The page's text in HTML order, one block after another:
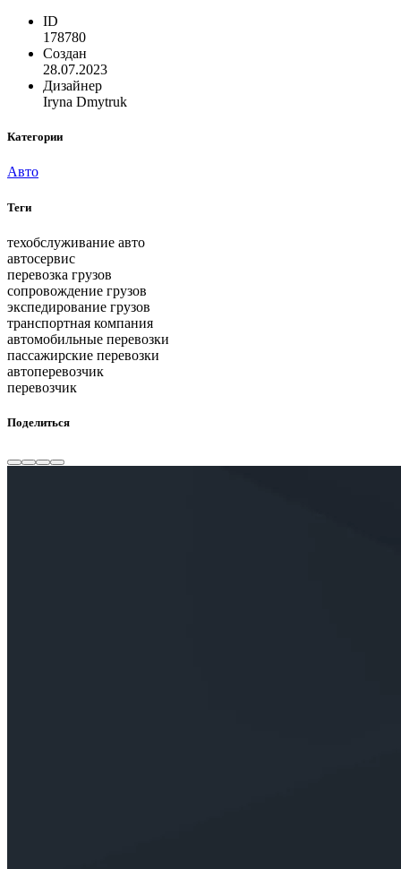
ID
178780
Создан
28.07.2023
Дизайнер
Iryna Dmytruk
Категории
Авто
Теги
техобслуживание авто
автосервис
перевозка грузов
сопровождение грузов
экспедирование грузов
транспортная компания
автомобильные перевозки
пассажирские перевозки
автоперевозчик
перевозчик
Поделиться